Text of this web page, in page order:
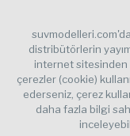
distribütörlerin
internet sitesinden
çerezler (cookie)
ederseniz, çerez
daha fazla bilgi